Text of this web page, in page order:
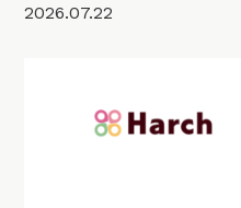
2026.07.22